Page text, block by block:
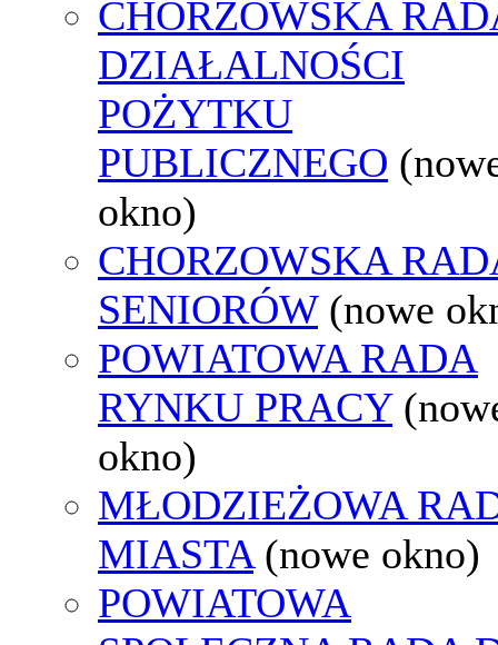
CHORZOWSKA
DZIAŁALNOŚCI
POŻYTKU
PUBLICZNEGO
okno)
CHORZOWSKA
SENIORÓW (nowe
POWIATOWA RADA
RYNKU PRACY
okno)
MŁODZIEŻOWA
MIASTA (nowe okno)
POWIATOWA